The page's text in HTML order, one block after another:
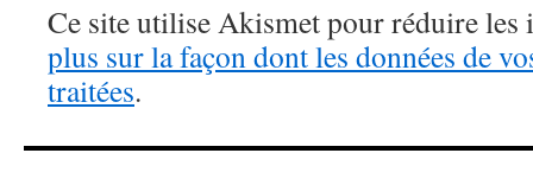
Ce site utilise Akismet pour réduire les
plus sur la façon dont les données de
traitées.